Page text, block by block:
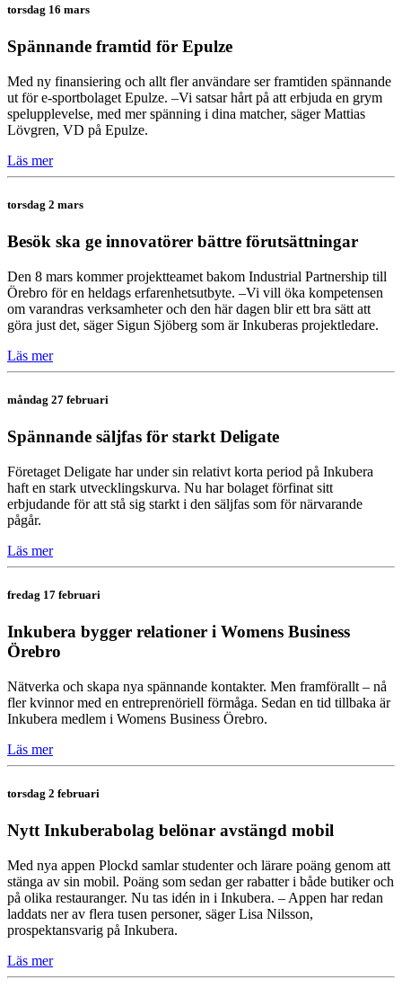
torsdag 16 mars
Spännande framtid för Epulze
Med ny finansiering och allt fler användare ser framtiden spännande
ut för e-sportbolaget Epulze. –Vi satsar hårt på att erbjuda en grym
spelupplevelse, med mer spänning i dina matcher, säger Mattias
Lövgren, VD på Epulze.
Läs mer
torsdag 2 mars
Besök ska ge innovatörer bättre förutsättningar
Den 8 mars kommer projektteamet bakom Industrial Partnership till
Örebro för en heldags erfarenhetsutbyte. –Vi vill öka kompetensen
om varandras verksamheter och den här dagen blir ett bra sätt att
göra just det, säger Sigun Sjöberg som är Inkuberas projektledare.
Läs mer
måndag 27 februari
Spännande säljfas för starkt Deligate
Företaget Deligate har under sin relativt korta period på Inkubera
haft en stark utvecklingskurva. Nu har bolaget förfinat sitt
erbjudande för att stå sig starkt i den säljfas som för närvarande
pågår.
Läs mer
fredag 17 februari
Inkubera bygger relationer i Womens Business
Örebro
Nätverka och skapa nya spännande kontakter. Men framförallt – nå
fler kvinnor med en entreprenöriell förmåga. Sedan en tid tillbaka är
Inkubera medlem i Womens Business Örebro.
Läs mer
torsdag 2 februari
Nytt Inkuberabolag belönar avstängd mobil
Med nya appen Plockd samlar studenter och lärare poäng genom att
stänga av sin mobil. Poäng som sedan ger rabatter i både butiker och
på olika restauranger. Nu tas idén in i Inkubera. – Appen har redan
laddats ner av flera tusen personer, säger Lisa Nilsson,
prospektansvarig på Inkubera.
Läs mer